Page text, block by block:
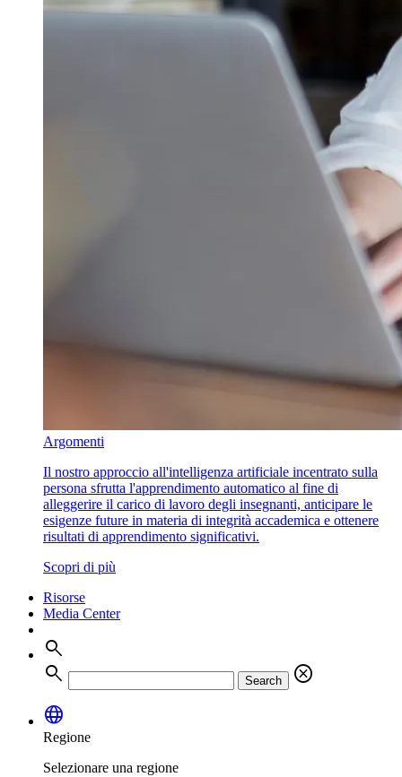
Argomenti
Il nostro approccio all'intelligenza artificiale incentrato sulla
persona sfrutta l'apprendimento automatico al fine di
alleggerire il carico di lavoro degli insegnanti, anticipare le
esigenze future in materia di integrità accademica e ottenere
risultati di apprendimento significativi.
Scopri di più
Risorse
Media Center
search
search
Search
cancel
language
Regione
Selezionare una regione